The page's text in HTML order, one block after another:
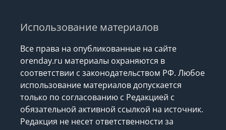
Использование материалов
Все права на опубликованные на сайте
orenday.ru материалы охраняются в
соответствии с законодательством РФ. Любое
использование материалов допускается
только по согласованию с Редакцией с
обязательной активной ссылкой на источник.
Редакция не несет ответственности за